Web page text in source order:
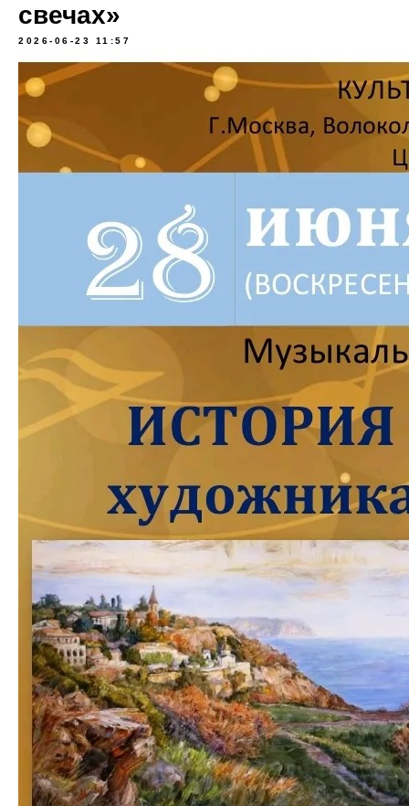
свечах»
2026-06-23 11:57